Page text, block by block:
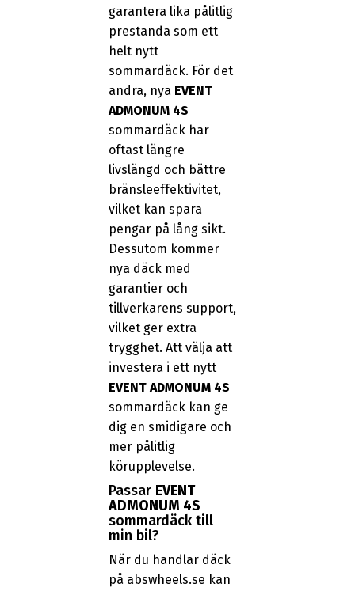
garantera lika pålitlig
prestanda som ett
helt nytt
sommardäck. För det
andra, nya EVENT
ADMONUM 4S
sommardäck har
oftast längre
livslängd och bättre
bränsleeffektivitet,
vilket kan spara
pengar på lång sikt.
Dessutom kommer
nya däck med
garantier och
tillverkarens support,
vilket ger extra
trygghet. Att välja att
investera i ett nytt
EVENT ADMONUM 4S
sommardäck kan ge
dig en smidigare och
mer pålitlig
körupplevelse.
Passar EVENT
ADMONUM 4S
sommardäck till
min bil?
När du handlar däck
på abswheels.se kan